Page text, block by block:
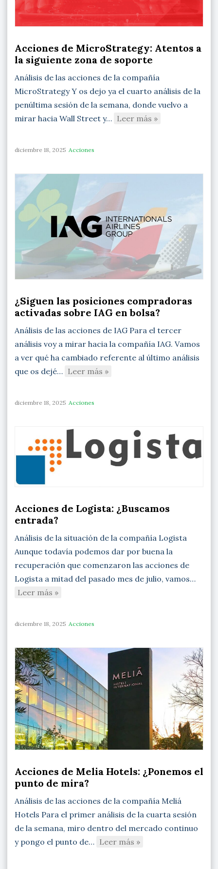
Acciones de MicroStrategy: Atentos a
la siguiente zona de soporte
Análisis de las acciones de la compañía
MicroStrategy Y os dejo ya el cuarto análisis de la
penúltima sesión de la semana, donde vuelvo a
mirar hacia Wall Street y… Leer más »
diciembre 18, 2025 Acciones
¿Siguen las posiciones compradoras
activadas sobre IAG en bolsa?
Análisis de las acciones de IAG Para el tercer
análisis voy a mirar hacia la compañía IAG. Vamos
a ver qué ha cambiado referente al último análisis
que os dejé… Leer más »
diciembre 18, 2025 Acciones
Acciones de Logista: ¿Buscamos
entrada?
Análisis de la situación de la compañía Logista
Aunque todavía podemos dar por buena la
recuperación que comenzaron las acciones de
Logista a mitad del pasado mes de julio, vamos…
Leer más »
diciembre 18, 2025 Acciones
Acciones de Melia Hotels: ¿Ponemos el
punto de mira?
Análisis de las acciones de la compañía Meliá
Hotels Para el primer análisis de la cuarta sesión
de la semana, miro dentro del mercado continuo
y pongo el punto de… Leer más »